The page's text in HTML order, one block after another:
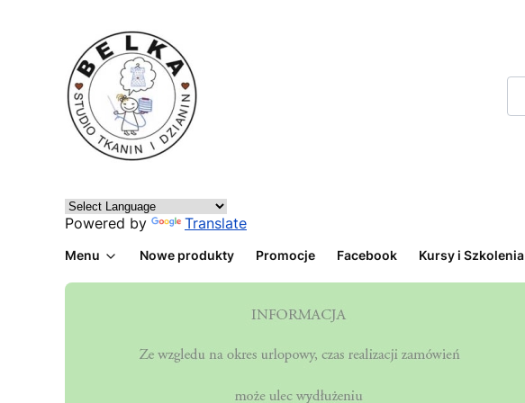
Powered by Translate
Menu Nowe produkty Promocje Facebook Kursy i Szkolenia